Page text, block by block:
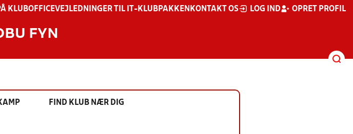
KLUBOFFICEVEJLEDNINGER TIL IT-KLUBPAKKEN KONTAKT OS LOG IND OPRET PROFIL
FYN
FIND KLUB NÆR DIG